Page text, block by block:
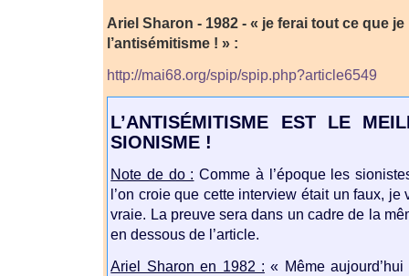
Ariel Sharon - 1982 - « je ferai tout ce que
l’antisémitisme ! » :
http://mai68.org/spip/spip.php?article6549
L’ANTISÉMITISME EST LE
SIONISME !
Note de do : Comme à l’époque les
l’on croie que cette interview était un faux, je
vraie. La preuve sera dans un cadre de la
en dessous de l’article.
Ariel Sharon en 1982 : « Même